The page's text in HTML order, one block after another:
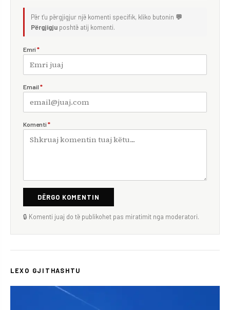
Për t'u përgjigjur një komenti specifik, kliko butonin 💬
Përgjigju poshtë atij komenti.
Emri *
Email *
Komenti *
DËRGO KOMENTIN
🔒 Komenti juaj do të publikohet pas miratimit nga moderatori.
LEXO GJITHASHTU